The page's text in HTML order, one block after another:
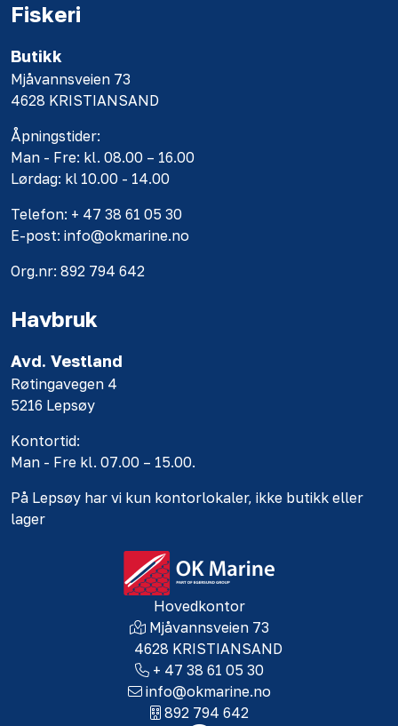
Fiskeri
Butikk
Mjåvannsveien 73
4628 KRISTIANSAND
Åpningstider:
Man - Fre: kl. 08.00 – 16.00
Lørdag: kl 10.00 - 14.00
Telefon: + 47 38 61 05 30
E-post: info@okmarine.no
Org.nr: 892 794 642
Havbruk
Avd. Vestland
Røtingavegen 4
5216 Lepsøy
Kontortid:
Man - Fre kl. 07.00 – 15.00.
På Lepsøy har vi kun kontorlokaler, ikke butikk eller
lager
Hovedkontor
Mjåvannsveien 73
4628 KRISTIANSAND
+ 47 38 61 05 30
info@okmarine.no
892 794 642